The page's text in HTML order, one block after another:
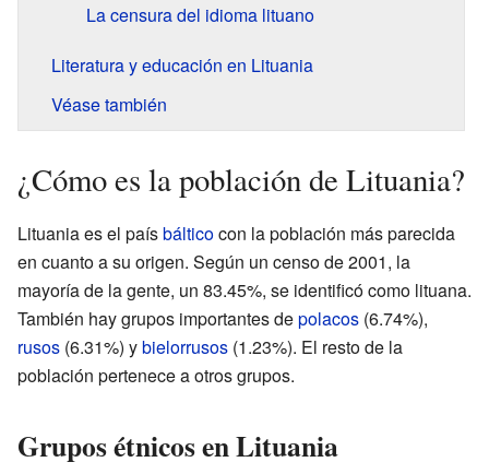
La censura del idioma lituano
Literatura y educación en Lituania
Véase también
¿Cómo es la población de Lituania?
Lituania es el paísbálticocon la población más parecida
en cuanto a su origen. Según un censo de 2001, la
mayoría de la gente, un 83.45%, se identificó como lituana.
También hay grupos importantes depolacos (6.74%),
rusos (6.31%) ybielorrusos (1.23%). El resto de la
población pertenece a otros grupos.
Grupos étnicos en Lituania